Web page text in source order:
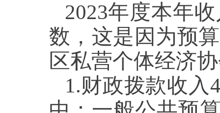
2023年度本年
数，这是因为预
区私营个体经济
1.财政拨款收入